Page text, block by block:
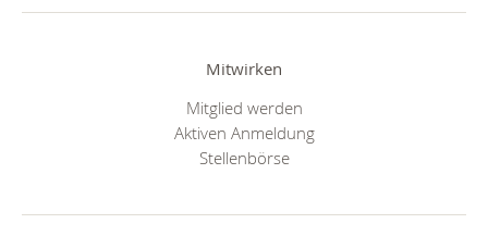
Mitwirken
Mitglied werden
Aktiven Anmeldung
Stellenbörse